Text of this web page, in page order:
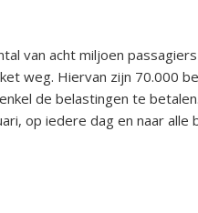
van acht miljoen
weg. Hiervan zijn 70.000
de belastingen te
op iedere dag en naar alle